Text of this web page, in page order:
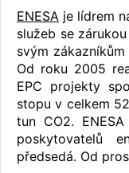
ENESA je lídrem
služeb se
svým
Od roku 2005
EPC projekty
stopu v celkem
tun CO2.
poskytovatelů
předsedá. Od